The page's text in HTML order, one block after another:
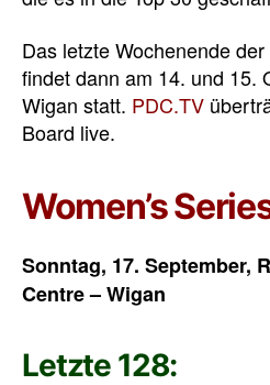
Das letzte Wochenende der
findet dann am 14. und 15.
Wigan statt. PDC.TV
Board live.
Women’s
Sonntag, 17. September,
Centre – Wigan
Letzte 128: